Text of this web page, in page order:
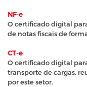
NF-e
O certificado digital
de notas fiscais de
CT-e
O certificado digital
transporte de cargas,
por este setor.